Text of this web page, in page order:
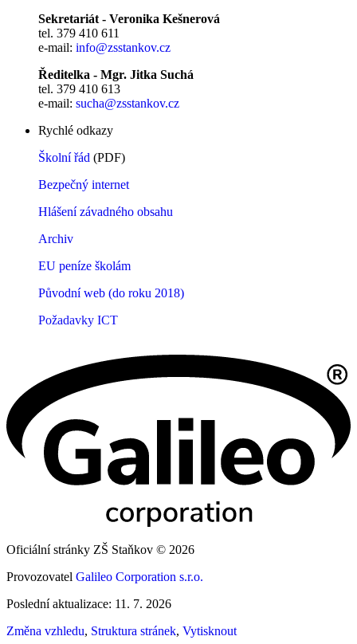
Sekretariát - Veronika Kešnerová
tel. 379 410 611
e-mail: info@zsstankov.cz
Ředitelka - Mgr. Jitka Suchá
tel. 379 410 613
e-mail: sucha@zsstankov.cz
Rychlé odkazy
Školní řád (PDF)
Bezpečný internet
Hlášení závadného obsahu
Archiv
EU peníze školám
Původní web (do roku 2018)
Požadavky ICT
Oficiální stránky ZŠ Staňkov © 2026
Provozovatel Galileo Corporation s.r.o.
Poslední aktualizace: 11. 7. 2026
Změna vzhledu, Struktura stránek, Vytisknout